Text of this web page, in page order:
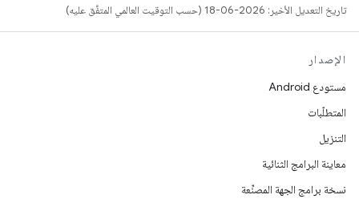
تاريخ التعديل الأخير: 2026-06-18 (حسب التوقيت العالمي المتفَّق عليه)
الإصدار
مستودع Android
المتطلّبات
التنزيل
معاينة البرامج الثنائية
نسخة برامج الجهة المصنِّعة